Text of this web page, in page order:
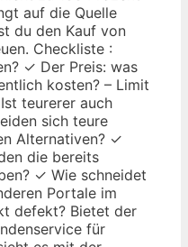
auf die Quelle
du den Kauf von
Checkliste :
✓ Der Preis: was
kosten? – Limit
teurerer auch
sich teure
Alternativen? ✓
die bereits
✓ Wie schneidet
Portale im
defekt? Bietet der
für